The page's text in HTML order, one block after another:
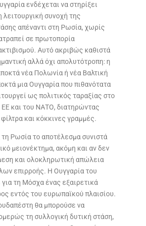
ενδέχεται να στηρίξει
λειτουργική συνοχή της
απέναντι στη Ρωσία, χωρίς
σε πρωτοπορία
Αυτό ακριβώς καθιστά
αλλά όχι απολυτότροπη: η
νέα Πολωνία ή νέα Βαλτική
μια Ουγγαρία που πιθανότατα
ως πολιτικός ταραξίας στο
και του ΝΑΤΟ, διατηρώντας
και κόκκινες γραμμές.
τη Ρωσία το αποτέλεσμα συνιστά
μειονέκτημα, ακόμη και αν δεν
και ολοκληρωτική απώλεια
επιρροής. Η Ουγγαρία του
τη Μόσχα ένας εξαιρετικά
εντός του ευρωπαϊκού πλαισίου.
θα μπορούσε να
τη συλλογική δυτική στάση,